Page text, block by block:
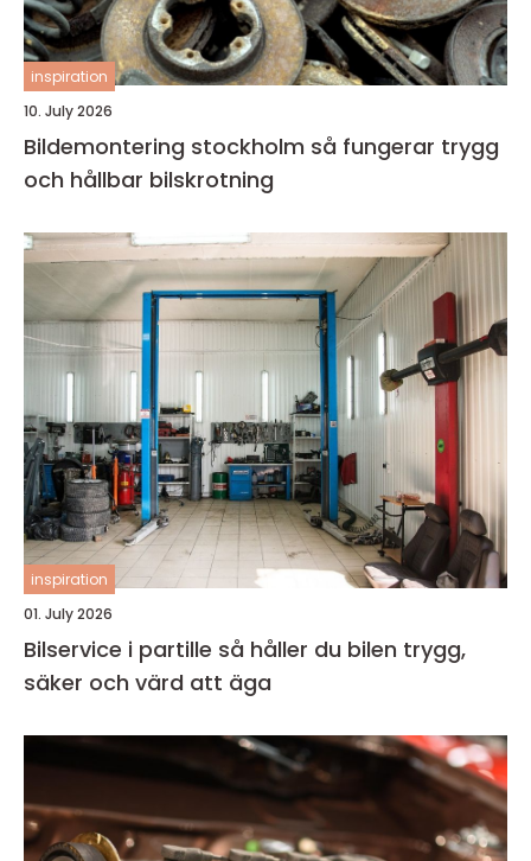
inspiration
10. July 2026
Bildemontering stockholm så fungerar trygg
och hållbar bilskrotning
inspiration
01. July 2026
Bilservice i partille så håller du bilen trygg,
säker och värd att äga